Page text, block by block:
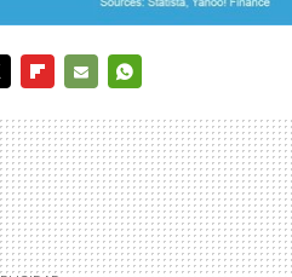
MAIL